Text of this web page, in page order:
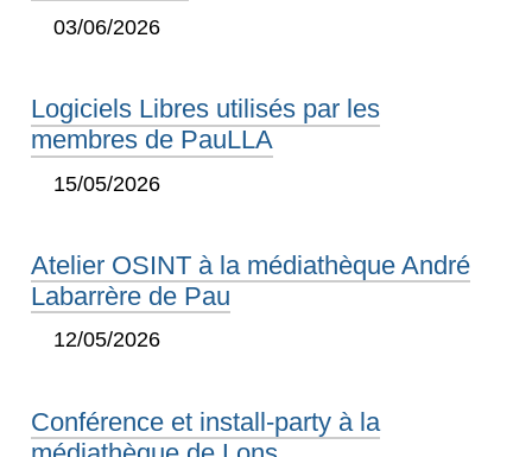
03/06/2026
Logiciels Libres utilisés par les
membres de PauLLA
15/05/2026
Atelier OSINT à la médiathèque André
Labarrère de Pau
12/05/2026
Conférence et install-party à la